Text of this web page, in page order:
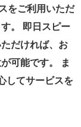
をご利用いただ
。 即日スピー
だければ、お
可能です。 ま
してサービスを